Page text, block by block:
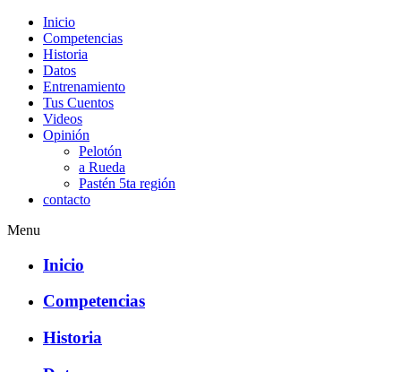
Inicio
Competencias
Historia
Datos
Entrenamiento
Tus Cuentos
Videos
Opinión
Pelotón
a Rueda
Pastén 5ta región
contacto
Menu
Inicio
Competencias
Historia